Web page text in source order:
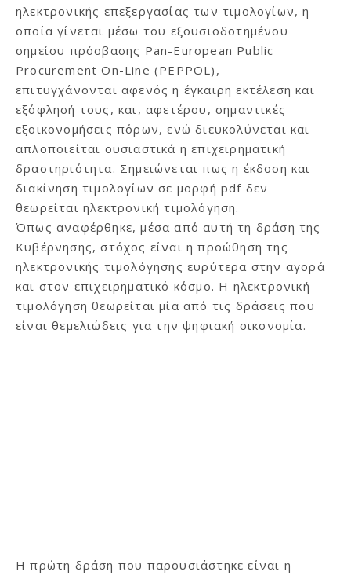
ηλεκτρονικής επεξεργασίας των τιμολογίων, η
οποία γίνεται μέσω του εξουσιοδοτημένου
σημείου πρόσβασης Pan-European Public
Procurement On-Line (PEPPOL),
επιτυγχάνονται αφενός η έγκαιρη εκτέλεση και
εξόφλησή τους, και, αφετέρου, σημαντικές
εξοικονομήσεις πόρων, ενώ διευκολύνεται και
απλοποιείται ουσιαστικά η επιχειρηματική
δραστηριότητα. Σημειώνεται πως η έκδοση και
διακίνηση τιμολογίων σε μορφή pdf δεν
θεωρείται ηλεκτρονική τιμολόγηση.
Όπως αναφέρθηκε, μέσα από αυτή τη δράση της
Κυβέρνησης, στόχος είναι η προώθηση της
ηλεκτρονικής τιμολόγησης ευρύτερα στην αγορά
και στον επιχειρηματικό κόσμο. Η ηλεκτρονική
τιμολόγηση θεωρείται μία από τις δράσεις που
είναι θεμελιώδεις για την ψηφιακή οικονομία.
Η πρώτη δράση που παρουσιάστηκε είναι η